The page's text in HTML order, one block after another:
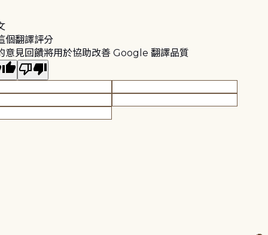
個翻譯評分
意見回饋將用於協助改善 Google 翻譯品質